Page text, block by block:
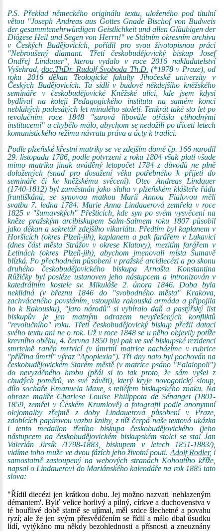
P.S. Překlad německého originálu textu, uloženého pod titulní
větou "Joseph Andreas aus Gottes Gnade Bischof von Budweis
der gesammtenehrwürdigen Geistlichkeit und allen Gläubigen der
Diözese Heil und Segen von Herrn!" ve Státním okresním archivu
v Českých Budějovicích, pořídil pro svou životopisnou práci
"Nebroušený diamant. Třetí českobudějovický biskup Josef
Ondřej Lindauer", kterou vydalo v roce 2016 nakladatelství
Vyšehrad,doc.ThDr. Rudolf Svoboda Th.D. (*1978 v Praze), od
roku 2016 děkan Teologické fakulty Jihočeské univerzity v
Českých Budějovicích. Ta sídlí v budově někdejšího kněžského
semináře v českobudějovické Kněžské ulici, kde jsem kdysi
bydlíval na koleji Pedagogického institutu na samém konci
neblahých padesátých let minulého století. Tenkrát také sto let po
revolučním roce 1848 "surová libovůle otřásla ctihodnými
institucemi" a chybělo málo, abychom se nedožili po třiceti letech
komunistického režimu návratu práva a úcty k tradici.
Podle plzeňské křestní matriky se ve zdejším domě čp. 166 narodil
29. listopadu 1786, podle potvrzení z roku 1804 však platí všude
mimo matriku jinak uváděný letopočet 1784 z důvodů ne plně
doložených (snad pro dosažení věku potřebného k přijetí do
semináře či ke kněžskému svěcení). Otec Andreas Lindauer
(1740-1812) byl zaměstnán jako sluha v plzeňském klášteře řádu
františkánů, se synovou matkou Marií Annou Fialovou měli
svatbu 7. ledna 1784. Marie Anna Lindauerová zemřela v roce
1825 v "šumavských" Přešticích, kde syn po svém vysvěcení na
kněze pražským arcibiskupem Salm-Salmem roku 1807 působil
jako děkan a sekretář zdejšího vikariátu. Předtím byl kaplanem v
Horšicích (okres Plzeň-jih), kaplanem a pak farářem v Lukavici
(dnes část města Strážov v okrese Klatovy), mezitím farářem v
Letinách (okres Plzeň-jih), abychom jmenovali místa Šumavě
blízká. Po přechodném působení v pražské arcidiecézi a po skonu
druhého českobudějovického biskupa Arnošta Konstantina
Růžičky byl posléze ustanoven jeho nástupcem a intronizován v
katedrálním kostele sv. Mikuláše 2. února 1846. Doba byla
neklidná (v březnu 1846 do "svobodného města" Krakova,
zachváceného povstáním, vstoupila rakouská armáda a připojila
ho k Rakousku), "jaro národů" si vybíralo daň a pastýřský list
biskupův je jen matným odrazem nevyřešených konfliktů
"revolučního" roku. Třetí českobudějovický biskup přežil dataci
svého textu ani ne o rok. Už v roce 1848 se u něho objevily potíže
krevního oběhu, 4. června 1850 byl pak ve své biskupské rezidenci
smrtelně raněn mrtvicí (v úmrtní matrice nacházíme v rubrice
"příčina úmrtí" výraz "Apoplexia"). Tři dny nato byl pochován na
českobudějovickém Starém městě (v matrice psáno "Palaiopoli")
do nevyzděného hrobu (přál si to tak proto, že sám vyšel z
chudých poměrů, ve své závěti), který kryje novogotický sloup,
dílo sochaře Emanuela Maxe, s reliéfem biskupského znaku. Na
obraze malíře Charlese Louise Philippota de Sénanget (1801-
1859, zemřel v Českém Krumlově) a fotografii podle anonymní
olejomalby zřejmě z doby Lindauerova působení v Praze,
zdobících papírovou vazbu knihy, z níž čerpá naše textová ukázka
i tento medailon třetího biskupa českobudějovického (jeho
nástupcem na českobudějovickém biskupském stolci se stal Jan
Valerián Jirsík /1798-1883, biskupem v letech 1851-1883/),
vidíme toho muže ve dvou fázích jeho životní pouti. Adolf Rodler, i
samostatně zastoupený na webových stranách Kohoutího kříže,
napsal o Lindauerovi do Mariánského kalendáře na rok 1885 tato
slova:
"Řídil diecézi jen krátkou dobu. Jej možno nazvati 'nehlazeným
démantem'. Bylť velice horlivý a pilný, církve a duchovenstva v
té bouřlivé době statně se ujímal, měl srdce šlechetné a povahu
ryzí; ale že jen svým přesvědčením se řídil a málo dbal úsudku
lidí, vytýkáno mu někdy bezohlednosti a přísnosti a zneuznány